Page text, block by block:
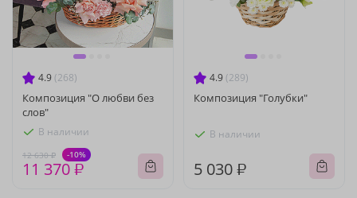
4.9 (268)
Композиция "О любви без
слов"
В наличии
12 630 ₽ -10%
11 370 ₽
4.9 (289)
Композиция "Голубки"
В наличии
5 030 ₽